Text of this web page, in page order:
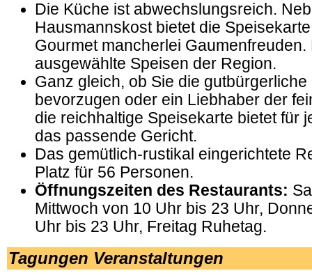
Die Küche ist abwechslungsreich.
Hausmannskost bietet die
Gourmet mancherlei Gaumenfreuden.
ausgewählte Speisen der Region.
Ganz gleich, ob Sie die gutbürgerliche
bevorzugen oder ein Liebhaber der
die reichhaltige Speisekarte bietet für
das passende Gericht.
Das gemütlich-rustikal eingerichtete
Platz für 56 Personen.
Öffnungszeiten des Restaurants:
Mittwoch von 10 Uhr bis 23 Uhr,
Uhr bis 23 Uhr, Freitag Ruhetag.
Tagungen Veranstaltungen